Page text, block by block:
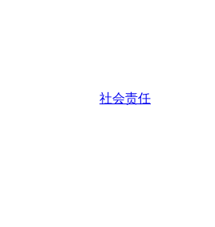
社会责任